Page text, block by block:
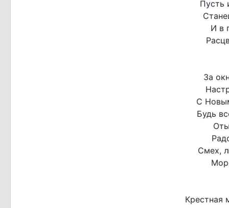
Пусть
И в
За
С
Будь
Смех,
Крестная